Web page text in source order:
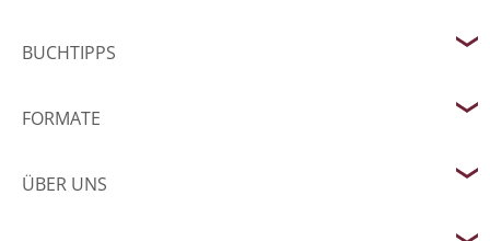
BUCHTIPPS
FORMATE
ÜBER UNS